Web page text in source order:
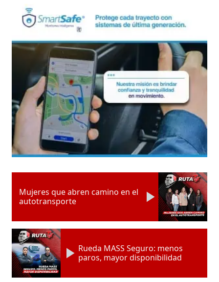
Mujeres que abren camino en el
autotransporte
Rueda MASS Seguro: menos
paros, mayor disponibilidad